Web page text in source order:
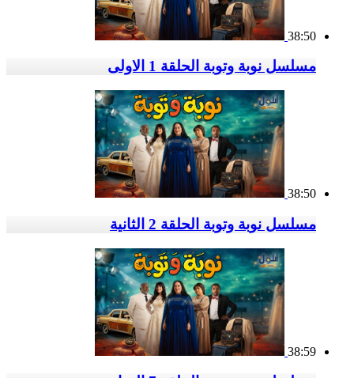
38:50
مسلسل نوبة وتوبة الحلقة 1 الاولى
38:50
مسلسل نوبة وتوبة الحلقة 2 الثانية
38:59